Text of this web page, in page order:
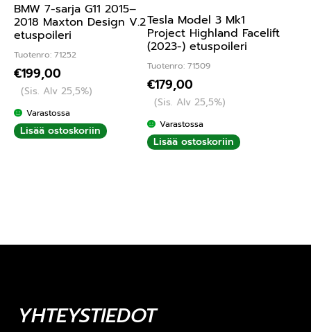
BMW 7-sarja G11 2015–
2018 Maxton Design V.2
etuspoileri
Tuotenro: 71252
€199,00
(Sis. Alv 25,5%)
Varastossa
Lisää ostoskoriin
Tesla Model 3 Mk1
Project Highland Facelift
(2023-) etuspoileri
Tuotenro: 71509
€179,00
(Sis. Alv 25,5%)
Varastossa
Lisää ostoskoriin
YHTEYSTIEDOT